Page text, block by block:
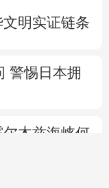
明实证链条
警惕日本拥
木兹海峡何